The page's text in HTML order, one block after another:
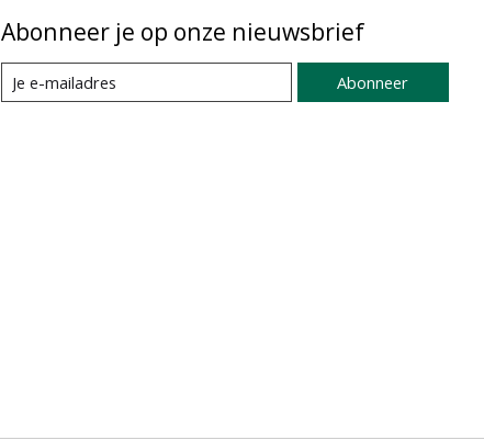
Abonneer je op onze nieuwsbrief
Abonneer